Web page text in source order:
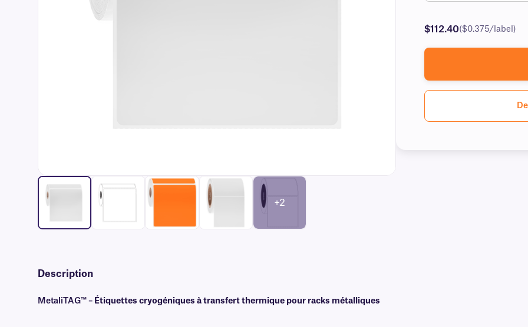
+2
$112.40($0.375/label)
Description
MetaliTAG™ – Étiquettes cryogéniques à transfert thermique pour racks métalliques